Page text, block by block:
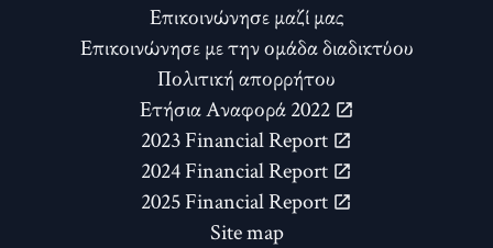
Επικοινώνησε μαζί μας
Επικοινώνησε με την ομάδα διαδικτύου
Πολιτική απορρήτου
Ετήσια Αναφορά 2022
2023 Financial Report
2024 Financial Report
2025 Financial Report
Site map